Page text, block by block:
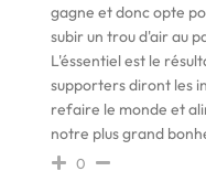
gagne et donc opte
subir un trou d'air au
L'éssentiel est le
supporters diront les
refaire le monde et
notre plus grand
0